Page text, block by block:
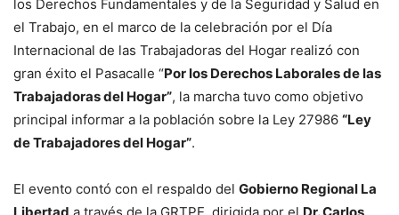
los Derechos Fundamentales y de la Seguridad y Salud en
el Trabajo, en el marco de la celebración por el Día
Internacional de las Trabajadoras del Hogar realizó con
gran éxito el Pasacalle “Por los Derechos Laborales de las
Trabajadoras del Hogar”, la marcha tuvo como objetivo
principal informar a la población sobre la Ley 27986 “Ley
de Trabajadores del Hogar”.
El evento contó con el respaldo del Gobierno Regional La